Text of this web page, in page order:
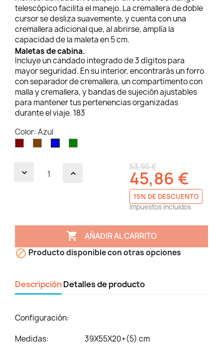
telescópico facilita el manejo. La cremallera de doble
cursor se desliza suavemente, y cuenta con una
cremallera adicional que, al abrirse, amplía la
capacidad de la maleta en 5 cm.
Maletas de cabina.
Incluye un candado integrado de 3 dígitos para
mayor seguridad. En su interior, encontrarás un forro
con separador de cremallera, un compartimento con
malla y cremallera, y bandas de sujeción ajustables
para mantener tus pertenencias organizadas
durante el viaje. 183
Color: Azul
Granate
MarrónAzul Verde
53,95 €
45,86 €
15% DE DESCUENTO
Impuestos incluidos
 AÑADIR AL CARRITO
 Producto disponible con otras opciones
DescripciónDetalles de producto
Configuración:
Medidas:
39X55X20+(5) cm